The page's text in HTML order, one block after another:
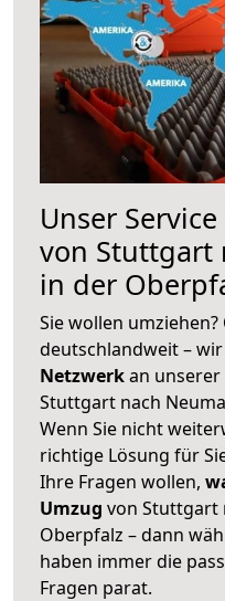
Unser
von Stuttgart
in der
Sie wollen
deutschlandweit –
Netzwerkan unserer
Stuttgart nach
Wenn Sie nicht
richtige Lösung für
Ihre Fragen wollen,
Umzug von Stuttgart
Oberpfalz – dann
haben immer die
Fragen parat.